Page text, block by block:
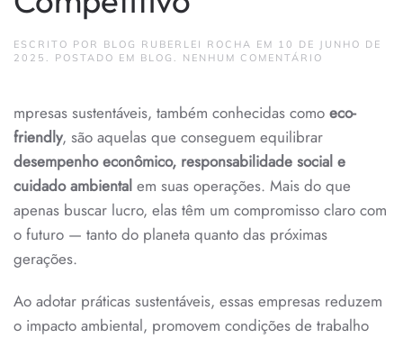
ESCRITO POR BLOG RUBERLEI ROCHA EM 10 DE JUNHO DE
2025 . POSTADO EM BLOG . NENHUM COMENTÁRIO
EMPRESA
UM
NEGÓCIO
mpresas sustentáveis, também conhecidas como eco-
friendly, são aquelas que conseguem equilibrar
desempenho econômico, responsabilidade social e
cuidado ambiental em suas operações. Mais do que
apenas buscar lucro, elas têm um compromisso claro com
o futuro — tanto do planeta quanto das próximas
gerações.
Ao adotar práticas sustentáveis, essas empresas reduzem
o impacto ambiental, promovem condições de trabalho